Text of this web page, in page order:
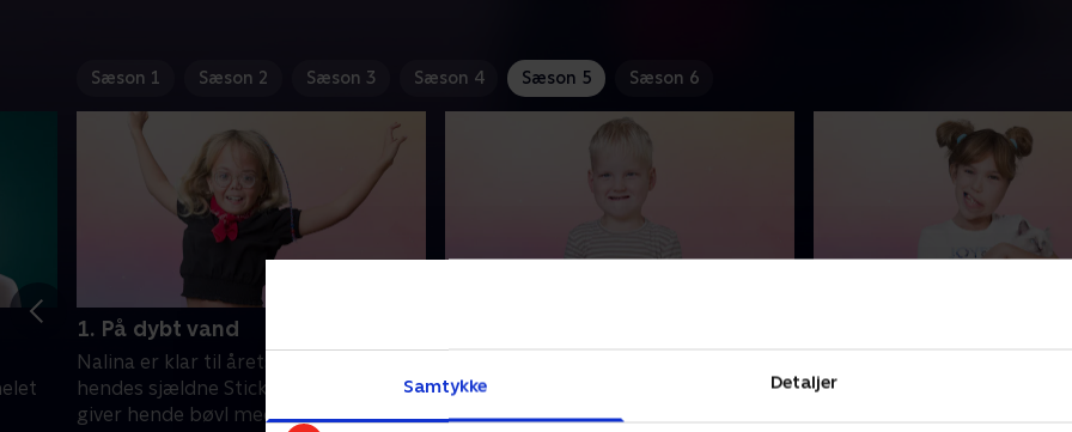
Samtykke Detaljer
Sæson 1 Sæson 2 Sæson 3 Sæson 4 Sæson 5 Sæson 6
1. På dybt vand
Nalina er klar til årets triatlon, selvom
hendes sjældne Sticklers syndrom
giver hende bøvl med leddene.
vejrtrækningsproblemer hele sit liv
på grund af sit sjældne Baraitser-
Mille nærmer sig